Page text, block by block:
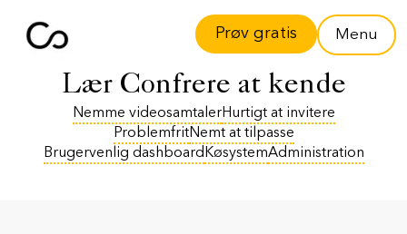
Prøv gratis Menu
Lær Confrere at kende
Nemme videosamtalerHurtigt at invitere
ProblemfritNemt at tilpasse
Brugervenlig dashboard KøsystemAdministration